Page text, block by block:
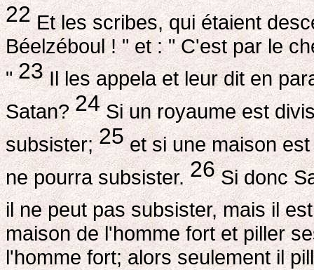
22Et les scribes, qui étaient
Béelzéboul ! " et : " C'est par le
"23Il les appela et leur dit en
Satan?24Si un royaume est
subsister;25et si une maison
ne pourra subsister.26Si donc
il ne peut pas subsister, mais il
maison de l'homme fort et piller
l'homme fort; alors seulement il